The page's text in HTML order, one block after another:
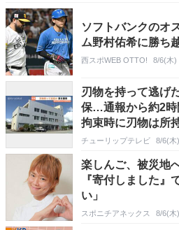
ソフトバンクのオ
ム野村佑希に勝ち
西スポWEB OTTO! 8/6(木)
刃物を持って逃げ
保…通報から約2時
拘束時に刃物は所
市
チューリップテレビ 8/6(木
楽しんご、被災地
『寄付しました』
い」
スポニチアネックス 8/6(木